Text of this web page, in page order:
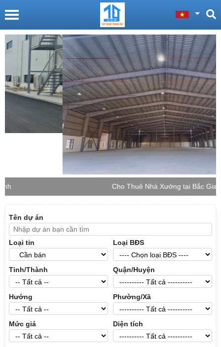
Cho Thuê Nhà Xưởng tại Bắc Giang
Tên dự án
Loại tin Loại BĐS
Tỉnh/Thành Quận/Huyện
Hướng Phường/Xã
Mức giá Diện tích